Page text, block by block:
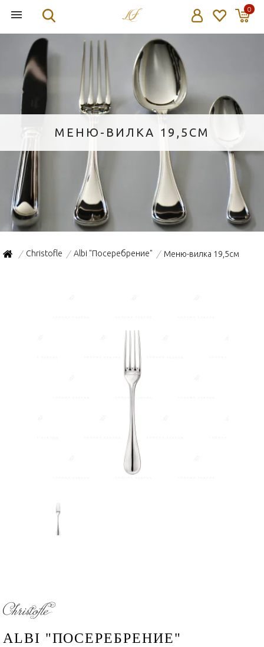
0
МЕНЮ-ВИЛКА 19,5СМ
/ Christofle / Albi "Посеребрение" / Меню-вилка 19,5см
ALBI "ПОСЕРЕБРЕНИЕ"